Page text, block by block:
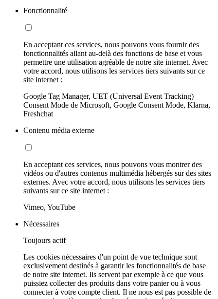
Fonctionnalité
En acceptant ces services, nous pouvons vous fournir des
fonctionnalités allant au-delà des fonctions de base et vous
permettre une utilisation agréable de notre site internet. Avec
votre accord, nous utilisons les services tiers suivants sur ce
site internet :
Google Tag Manager, UET (Universal Event Tracking)
Consent Mode de Microsoft, Google Consent Mode, Klarna,
Freshchat
Contenu média externe
En acceptant ces services, nous pouvons vous montrer des
vidéos ou d'autres contenus multimédia hébergés sur des sites
externes. Avec votre accord, nous utilisons les services tiers
suivants sur ce site internet :
Vimeo, YouTube
Nécessaires
Toujours actif
Les cookies nécessaires d'un point de vue technique sont
exclusivement destinés à garantir les fonctionnalités de base
de notre site internet. Ils servent par exemple à ce que vous
puissiez collecter des produits dans votre panier ou à vous
connecter à votre compte client. Il ne nous est pas possible de